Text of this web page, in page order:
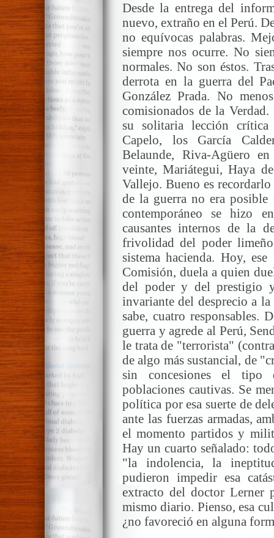
Desde la entrega del
nuevo, extraño en el Perú.
no equívocas palabras.
siempre nos ocurre. No
normales. No son éstos.
derrota en la guerra del
González Prada. No
comisionados de la
su solitaria lección
Capelo, los García
Belaunde, Riva-Agüero
veinte, Mariátegui, Haya
Vallejo. Bueno es
de la guerra no era posible
contemporáneo se hizo
causantes internos de la
frivolidad del poder
sistema hacienda. Hoy,
Comisión, duela a quien
del poder y del prestigio
invariante del desprecio a
sabe, cuatro responsables.
guerra y agrede al Perú,
le trata de "terrorista"
de algo más sustancial, de
sin concesiones el tipo
poblaciones cautivas. Se
política por esa suerte de
ante las fuerzas armadas,
el momento partidos y
Hay un cuarto señalado:
"la indolencia, la
pudieron impedir esa
extracto del doctor Lerner
mismo diario. Pienso, esa
¿no favoreció en alguna